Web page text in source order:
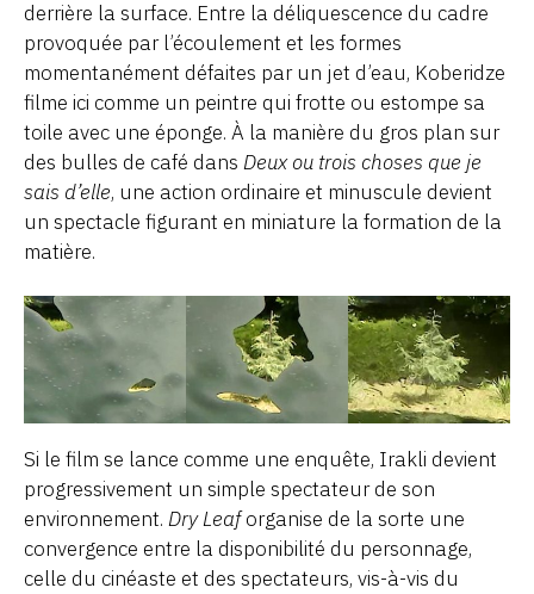
derrière la surface. Entre la déliquescence du cadre
provoquée par l’écoulement et les formes
momentanément défaites par un jet d’eau, Koberidze
filme ici comme un peintre qui frotte ou estompe sa
toile avec une éponge. À la manière du gros plan sur
des bulles de café dans Deux ou trois choses que je
sais d’elle, une action ordinaire et minuscule devient
un spectacle figurant en miniature la formation de la
matière.
Si le film se lance comme une enquête, Irakli devient
progressivement un simple spectateur de son
environnement. Dry Leaforganise de la sorte une
convergence entre la disponibilité du personnage,
celle du cinéaste et des spectateurs, vis-à-vis du